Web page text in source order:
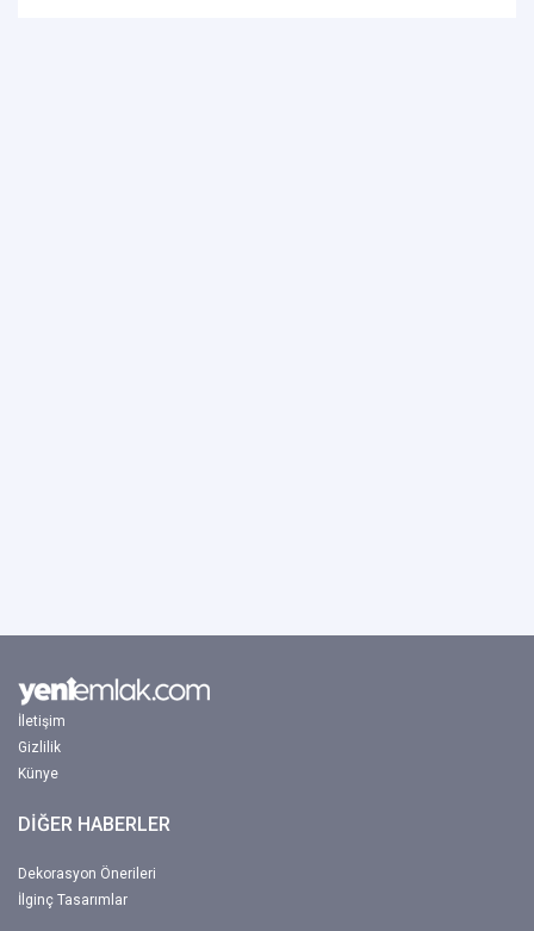
İletişim
Gizlilik
Künye
DİĞER HABERLER
Dekorasyon Önerileri
İlginç Tasarımlar